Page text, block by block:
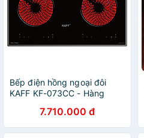
Bếp điện hồng ngoại đôi
KAFF KF-073CC - Hàng
7.710.000 đ